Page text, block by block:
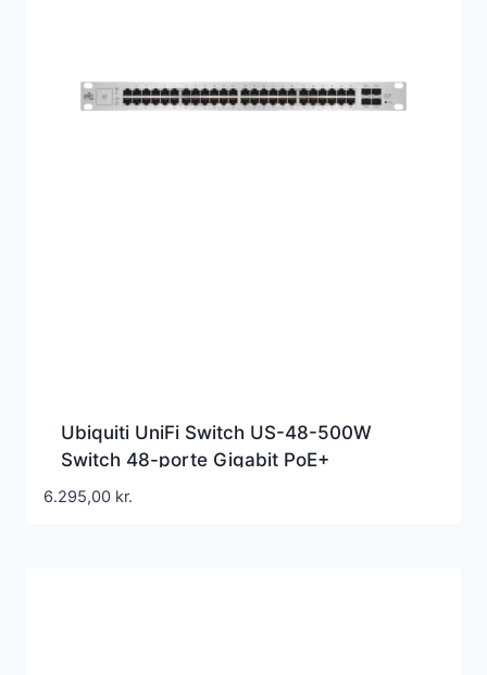
Ubiquiti UniFi Switch US-48-500W
Switch 48-porte Gigabit PoE+
6.295,00 kr.